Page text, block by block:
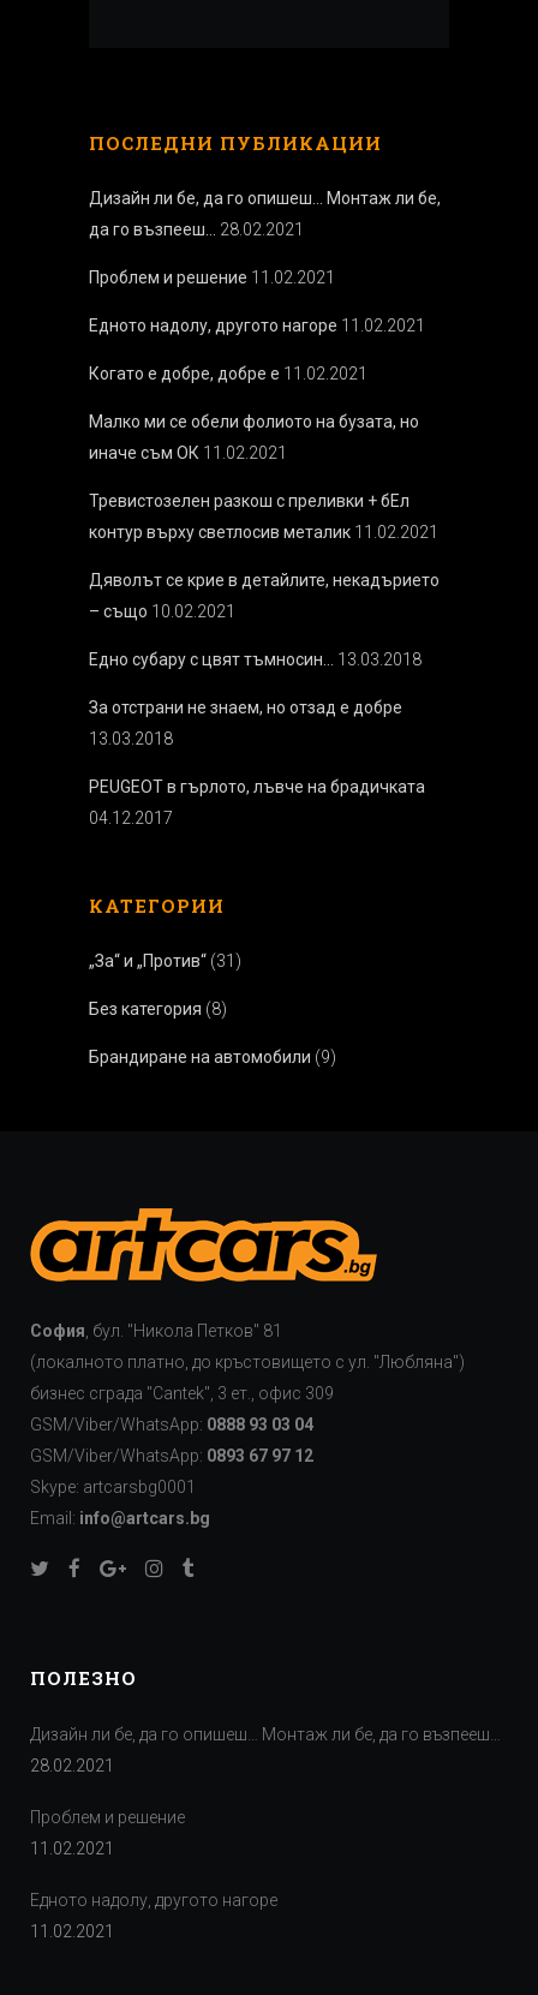
ПОСЛЕДНИ ПУБЛИКАЦИИ
Дизайн ли бе, да го опишеш… Монтаж ли бе,
да го възпееш…
28.02.2021
Проблем и решение 11.02.2021
Едното надолу, другото нагоре 11.02.2021
Когато е добре, добре е 11.02.2021
Малко ми се обели фолиото на бузата, но
иначе съм ОК 11.02.2021
Тревистозелен разкош с преливки + бEл
контур върху светлосив металик 11.02.2021
Дяволът се крие в детайлите, некадърието
– също 10.02.2021
Едно субару с цвят тъмносин… 13.03.2018
За отстрани не знаем, но отзад е добре
13.03.2018
PEUGEOT в гърлото, лъвче на брадичката
04.12.2017
КАТЕГОРИИ
„За“ и „Против“ (31)
Без категория (8)
Брандиране на автомобили (9)
София , бул. "Никола Петков" 81
(локалното платно, до кръстовището с ул. "Любляна")
бизнес сграда "Cаntek", 3 ет., офис 309
GSM/Viber/WhatsApp: 0888 93 03 04
GSM/Viber/WhatsApp: 0893 67 97 12
Skype: artcarsbg0001
Email: info@artcars.bg
ПОЛЕЗНО
Дизайн ли бе, да го опишеш… Монтаж ли бе, да го възпееш…
28.02.2021
Проблем и решение
11.02.2021
Едното надолу, другото нагоре
11.02.2021